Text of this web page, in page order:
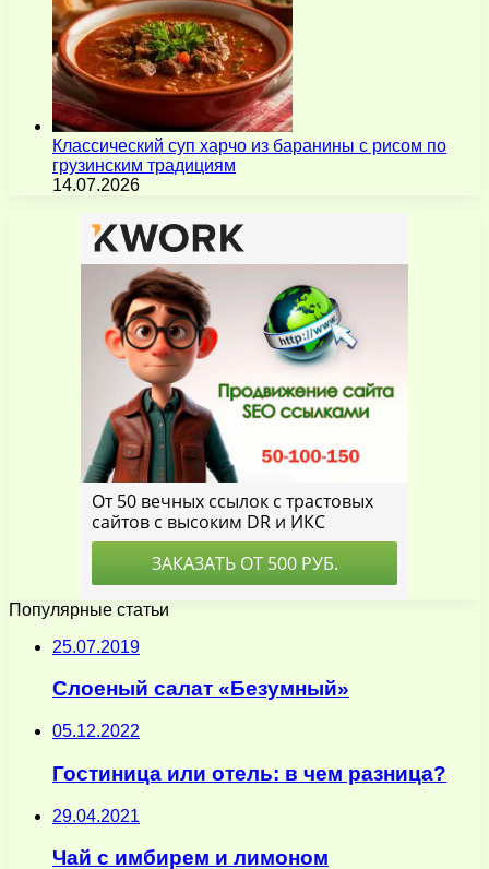
Классический суп харчо из баранины с рисом по
грузинским традициям
14.07.2026
Популярные статьи
25.07.2019
Слоеный салат «Безумный»
05.12.2022
Гостиница или отель: в чем разница?
29.04.2021
Чай с имбирем и лимоном